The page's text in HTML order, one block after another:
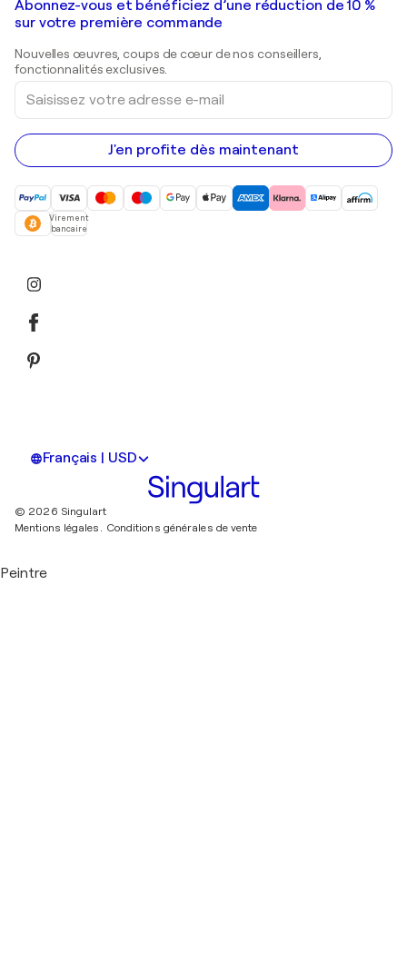
Shepard Fairey
Peintures de paysage
Estampes
Peintures acryliques
Galeries d'art en France
Galeries d'art en Belgique
Abonnez-vous et bénéficiez d’une réduction de 10 %
sur votre première commande
Nouvelles œuvres, coups de cœur de nos conseillers,
fonctionnalités exclusives.
Saisissez
votre
adresse
e-
mail
J'en profite dès maintenant
Virement
bancaire
Français | USD
© 2026 Singulart
Mentions légales. Conditions générales de vente
Peintre